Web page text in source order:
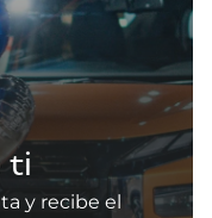
ti
y recibe el